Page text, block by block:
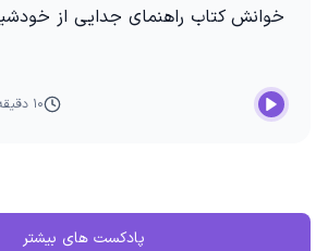
خوانش کتاب راهنمای جدایی از
۱۰ دقیقه
پادکست های بیشتر